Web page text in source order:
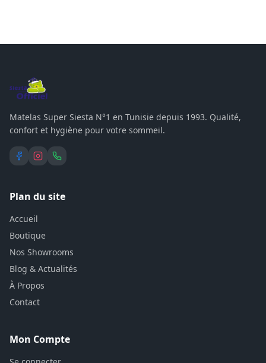
Matelas Super Siesta N°1 en Tunisie depuis 1993. Qualité,
Accueil
Boutique
Nos Showrooms
Blog & Actualités
À Propos